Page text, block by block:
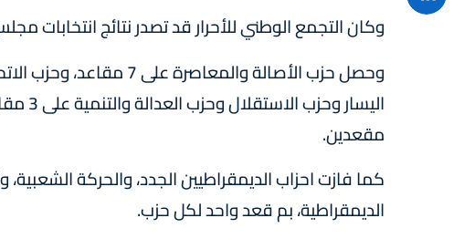
وكان التجمع الوطني للأحرار قد تصدر نتائج انتخابات مجلس
وحصل حزب الأصالة
مقعدين.
كما فازت احزاب الديمقراطيين الجدد، والحركة
الديمقراطية، بم قعد واحد لكل حزب.